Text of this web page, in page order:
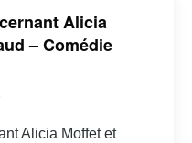
Alicia
– Comédie
Alicia Moffet et